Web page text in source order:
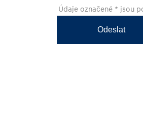
Údaje označené * jsou
Odeslat